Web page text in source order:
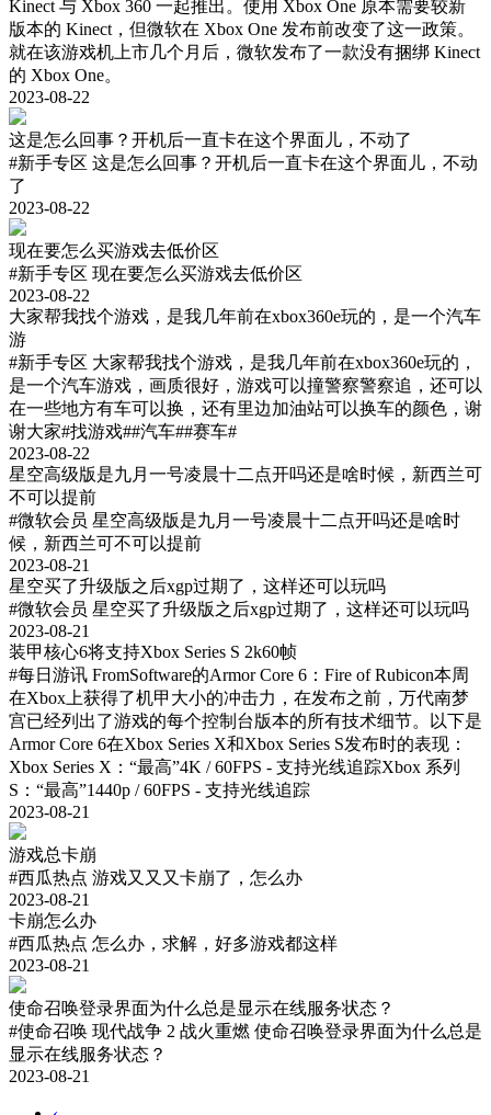
Kinect 与 Xbox 360 一起推出。使用 Xbox One 原本需要较新
版本的 Kinect，但微软在 Xbox One 发布前改变了这一政策。
就在该游戏机上市几个月后，微软发布了一款没有捆绑 Kinect
的 Xbox One。
2023-08-22
这是怎么回事？开机后一直卡在这个界面儿，不动了
#新手专区 这是怎么回事？开机后一直卡在这个界面儿，不动
了
2023-08-22
现在要怎么买游戏去低价区
#新手专区 现在要怎么买游戏去低价区
2023-08-22
大家帮我找个游戏，是我几年前在xbox360e玩的，是一个汽车
游
#新手专区 大家帮我找个游戏，是我几年前在xbox360e玩的，
是一个汽车游戏，画质很好，游戏可以撞警察警察追，还可以
在一些地方有车可以换，还有里边加油站可以换车的颜色，谢
谢大家#找游戏##汽车##赛车#
2023-08-22
星空高级版是九月一号凌晨十二点开吗还是啥时候，新西兰可
不可以提前
#微软会员 星空高级版是九月一号凌晨十二点开吗还是啥时
候，新西兰可不可以提前
2023-08-21
星空买了升级版之后xgp过期了，这样还可以玩吗
#微软会员 星空买了升级版之后xgp过期了，这样还可以玩吗
2023-08-21
装甲核心6将支持Xbox Series S 2k60帧
#每日游讯 FromSoftware的Armor Core 6：Fire of Rubicon本周
在Xbox上获得了机甲大小的冲击力，在发布之前，万代南梦
宫已经列出了游戏的每个控制台版本的所有技术细节。以下是
Armor Core 6在Xbox Series X和Xbox Series S发布时的表现：
Xbox Series X：“最高”4K / 60FPS - 支持光线追踪Xbox 系列
S：“最高”1440p / 60FPS - 支持光线追踪
2023-08-21
游戏总卡崩
#西瓜热点 游戏又又又卡崩了，怎么办
2023-08-21
卡崩怎么办
#西瓜热点 怎么办，求解，好多游戏都这样
2023-08-21
使命召唤登录界面为什么总是显示在线服务状态？
#使命召唤 现代战争 2 战火重燃 使命召唤登录界面为什么总是
显示在线服务状态？
2023-08-21